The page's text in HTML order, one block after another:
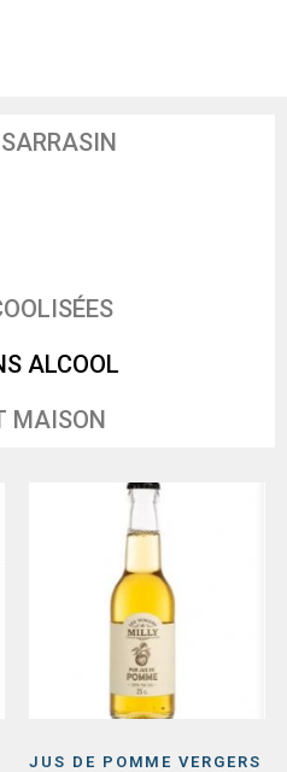
ALCOOL
MAISON
JUS DE POMME VERGERS